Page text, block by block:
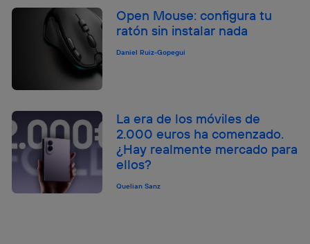
Open Mouse: configura tu
ratón sin instalar nada
Daniel Ruiz-Gopegui
La era de los móviles de
2.000 euros ha comenzado.
¿Hay realmente mercado para
ellos?
Quelian Sanz